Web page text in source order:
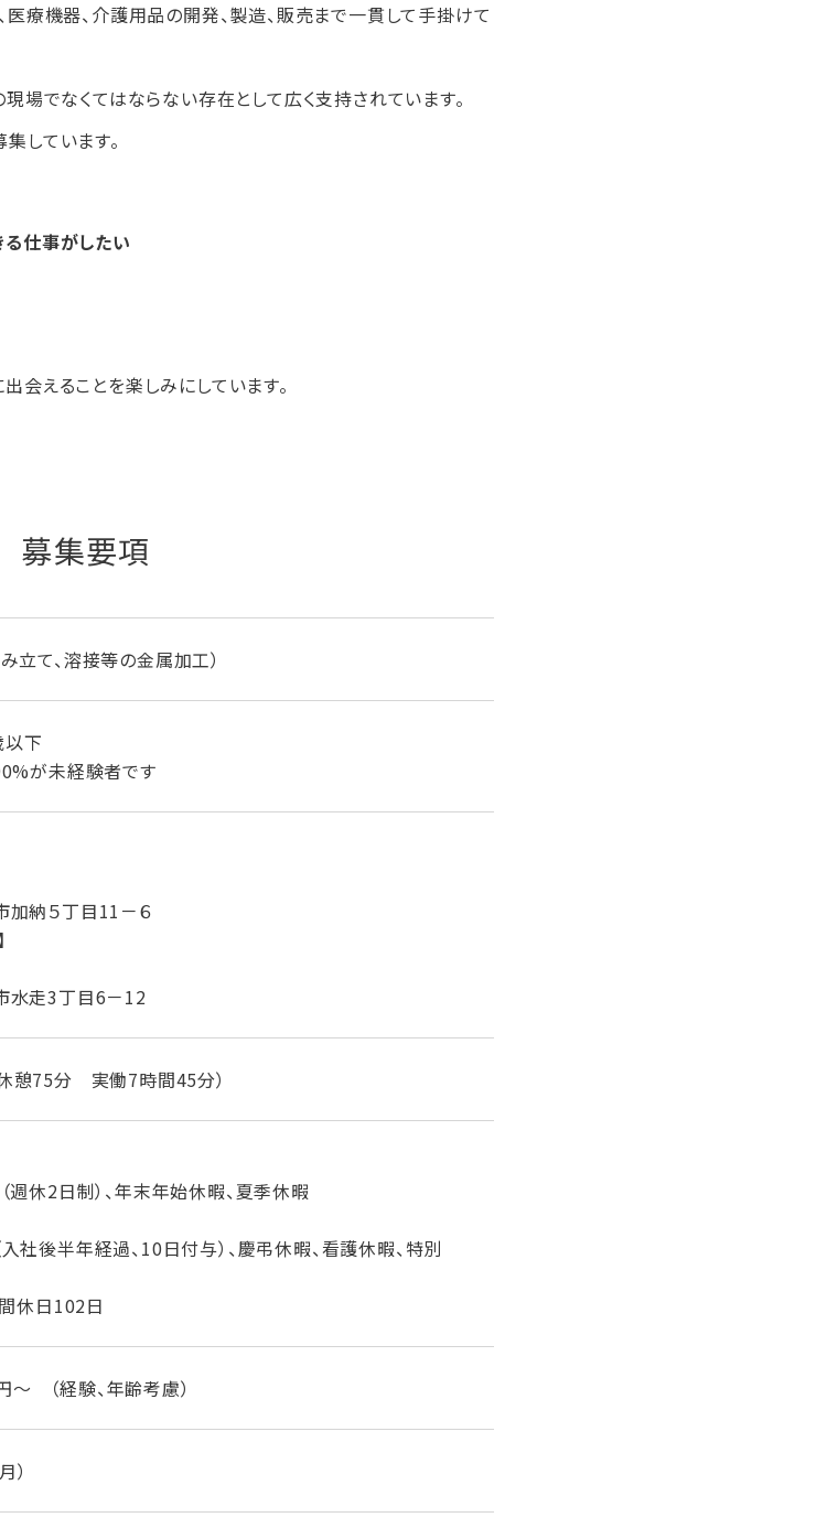
療機器、介護用品の開発、製造、販売まで一貫して手掛けて
現場でなくてはならない存在として広く支持されています。
しています。
る仕事がしたい
会えることを楽しみにしています。
募集要項
立て、溶接等の金属加工）
下
が未経験者です
納５丁目11－６
水走3丁目6－12
憩75分 実働7時間45分）
週休2日制）、年末年始休暇、夏季休暇
社後半年経過、10日付与）、慶弔休暇、看護休暇、特別
休日102日
（経験、年齢考慮）
）